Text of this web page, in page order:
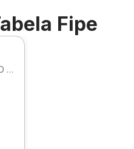
Fipe
TRITON SPORT HPE-S 2.4 16V DIE 4WD AUTOMATICO